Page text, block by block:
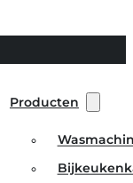
Producten